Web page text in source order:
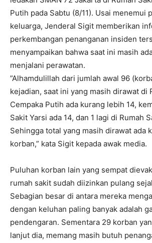
Putih pada Sabtu (8/11). Usai menemui
keluarga, Jenderal Sigit memberikan
perkembangan penanganan insiden
menyampaikan bahwa saat ini masih
menjalani perawatan.
”Alhamdulillah dari jumlah awal 96
kejadian, saat ini yang masih dirawat di
Cempaka Putih ada kurang lebih 14,
Sakit Yarsi ada 14, dan 1 lagi di Rumah
Sehingga total yang masih dirawat ada
korban,” kata Sigit kepada awak media.
Puluhan korban lain yang sempat
rumah sakit sudah diizinkan pulang
Sebagian besar di antara mereka
dengan keluhan paling banyak adalah
pendengaran. Sementara 29 korban
lanjut dia, memang masih butuh